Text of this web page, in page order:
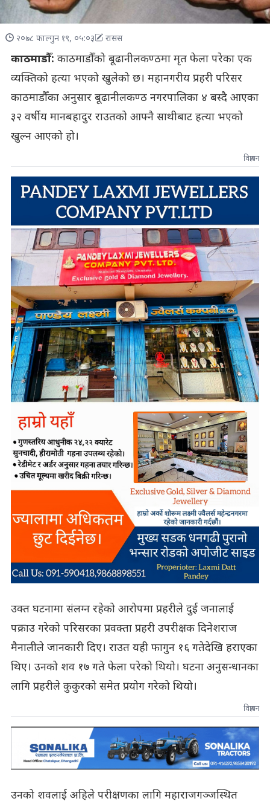
२०७८ फाल्गुन १९, ०५:०३ रासस
काठमाडौँ: काठमाडौँको बूढानीलकण्ठमा मृत फेला परेका एक
व्यक्तिको हत्या भएको खुलेको छ। महानगरीय प्रहरी परिसर
काठमाडौँका अनुसार बूढानीलकण्ठ नगरपालिका ४ बस्दै आएका
३२ वर्षीय मानबहादुर राउतको आफ्नै साथीबाट हत्या भएको
खुल्न आएको हो।
विज्ञापन
उक्त घटनामा संलग्न रहेको आरोपमा प्रहरीले दुई जनालाई
पक्राउ गरेको परिसरका प्रवक्ता प्रहरी उपरीक्षक दिनेशराज
मैनालीले जानकारी दिए। राउत यही फागुन १६ गतेदेखि हराएका
थिए। उनको शव १७ गते फेला परेको थियो। घटना अनुसन्धानका
लागि प्रहरीले कुकुरको समेत प्रयोग गरेको थियो।
विज्ञापन
उनको शवलाई अहिले परीक्षणका लागि महाराजगञ्जस्थित